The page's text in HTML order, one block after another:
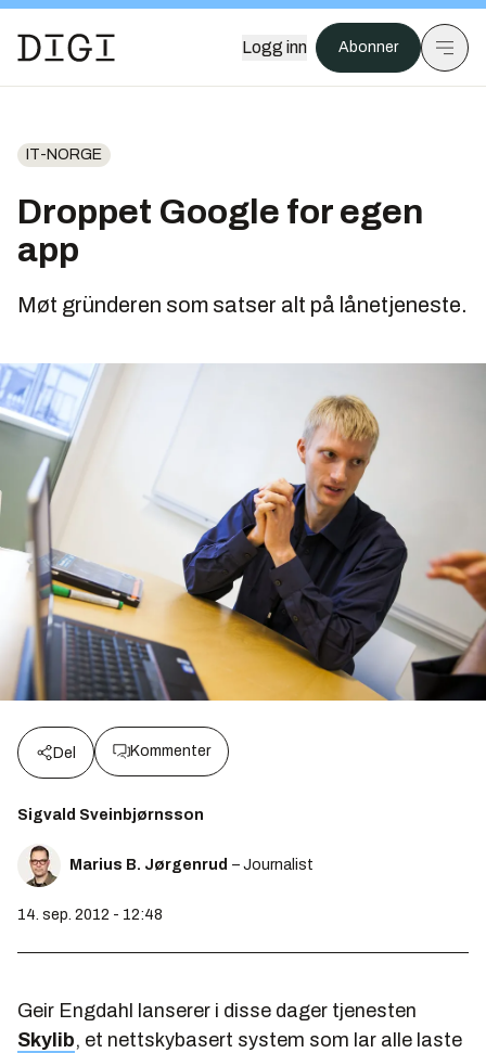
Logg inn Abonner
IT-NORGE
Droppet Google for egen
app
Møt gründeren som satser alt på lånetjeneste.
Del Kommenter
Sigvald Sveinbjørnsson
Marius B. Jørgenrud – Journalist
14. sep. 2012 - 12:48
Geir Engdahl lanserer i disse dager tjenesten
Skylib, et nettskybasert system som lar alle laste